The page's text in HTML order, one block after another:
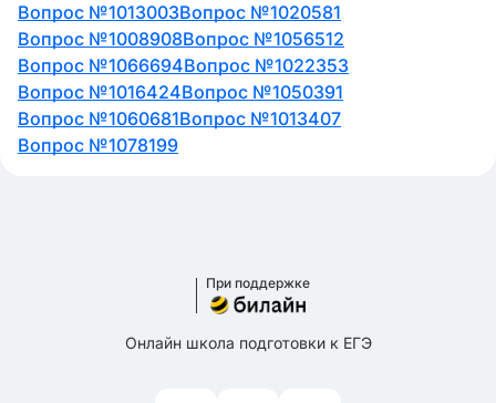
Вопрос №1013003Вопрос №1020581
Вопрос №1008908Вопрос №1056512
Вопрос №1066694Вопрос №1022353
Вопрос №1016424Вопрос №1050391
Вопрос №1060681Вопрос №1013407
Вопрос №1078199
При поддержке
Онлайн школа подготовки к ЕГЭ